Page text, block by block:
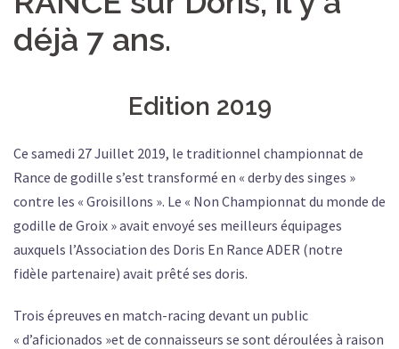
déjà 7 ans.
Edition 2019
Ce samedi 27 Juillet 2019, le traditionnel championnat de
Rance de godille s’est transformé en « derby des singes »
contre les « Groisillons ». Le « Non Championnat du monde de
godille de Groix » avait envoyé ses meilleurs équipages
auxquels l’Association des Doris En Rance ADER (notre
fidèle partenaire) avait prêté ses doris.
Trois épreuves en match-racing devant un public
« d’aficionados »et de connaisseurs se sont déroulées à raison